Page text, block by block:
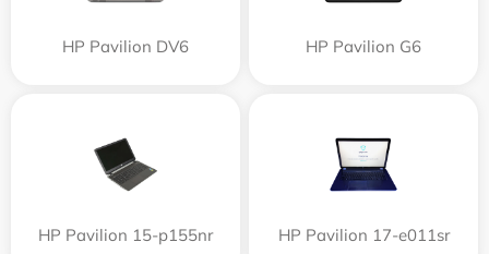
HP Pavilion DV6 HP Pavilion G6
HP Pavilion 15-p155nr HP Pavilion 17-e011sr